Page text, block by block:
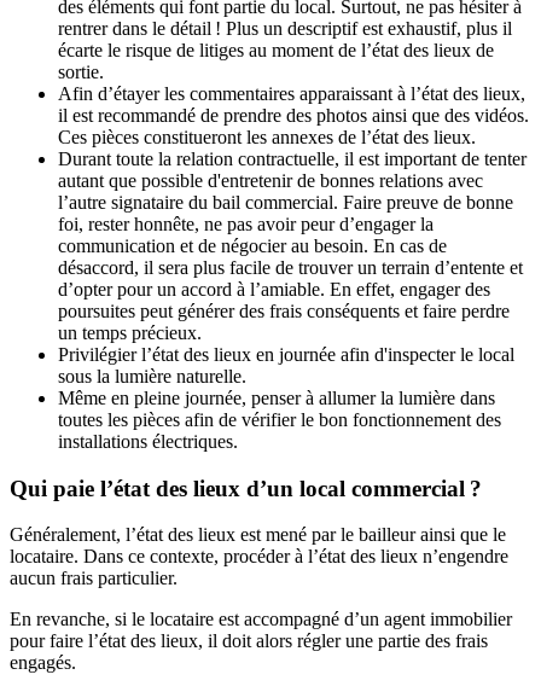
des éléments qui font partie du local. Surtout, ne pas hésiter à
rentrer dans le détail ! Plus un descriptif est exhaustif, plus il
écarte le risque de litiges au moment de l’état des lieux de
sortie.
Afin d’étayer les commentaires apparaissant à l’état des lieux,
il est recommandé de prendre des photos ainsi que des vidéos.
Ces pièces constitueront les annexes de l’état des lieux.
Durant toute la relation contractuelle, il est important de tenter
autant que possible d'entretenir de bonnes relations avec
l’autre signataire du bail commercial. Faire preuve de bonne
foi, rester honnête, ne pas avoir peur d’engager la
communication et de négocier au besoin. En cas de
désaccord, il sera plus facile de trouver un terrain d’entente et
d’opter pour un accord à l’amiable. En effet, engager des
poursuites peut générer des frais conséquents et faire perdre
un temps précieux.
Privilégier l’état des lieux en journée afin d'inspecter le local
sous la lumière naturelle.
Même en pleine journée, penser à allumer la lumière dans
toutes les pièces afin de vérifier le bon fonctionnement des
installations électriques.
Qui paie l’état des lieux d’un local commercial ?
Généralement, l’état des lieux est mené par le bailleur ainsi que le
locataire. Dans ce contexte, procéder à l’état des lieux n’engendre
aucun frais particulier.
En revanche, si le locataire est accompagné d’un agent immobilier
pour faire l’état des lieux, il doit alors régler une partie des frais
engagés.